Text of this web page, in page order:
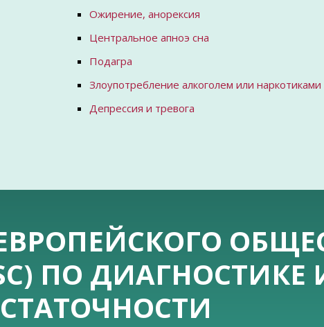
Ожирение, анорексия
Центральное апноэ сна
Подагра
Злоупотребление алкоголем или наркотиками
Депрессия и тревога
ПО